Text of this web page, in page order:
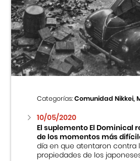
Categorías:Comunidad Nikkei,
10/05/2020
El suplemento El Dominical
de los momentos más
día en que atentaron contra
propiedades de los